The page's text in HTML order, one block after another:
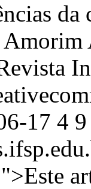
Amorim
17 4 9